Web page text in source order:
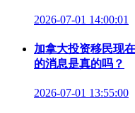
2026-07-01 14:00:01
加拿大投资移民现
的消息是真的吗？
2026-07-01 13:55:00